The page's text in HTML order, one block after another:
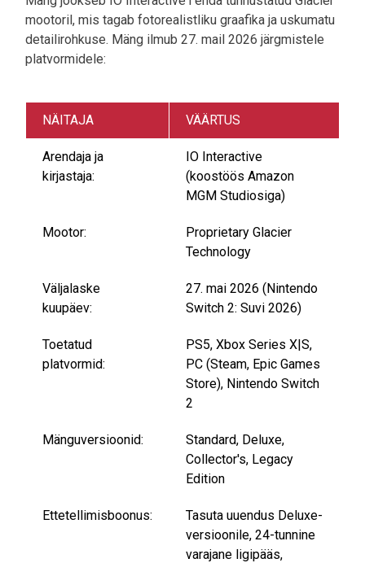
mootoril, mis tagab fotorealistliku graafika ja uskumatu
detailirohkuse. Mäng ilmub 27. mail 2026 järgmistele
platvormidele:
NÄITAJA VÄÄRTUS
Arendaja ja
kirjastaja:
IO Interactive
(koostöös Amazon
MGM Studiosiga)
Mootor:
Proprietary Glacier
Technology
Väljalaske
kuupäev:
27. mai 2026 (Nintendo
Switch 2: Suvi 2026)
Toetatud
platvormid:
PS5, Xbox Series X|S,
PC (Steam, Epic Games
Store), Nintendo Switch
2
Mänguversioonid:
Standard, Deluxe,
Collector's, Legacy
Edition
Ettetellimisboonus:
Tasuta uuendus Deluxe-
versioonile, 24-tunnine
varajane ligipääs,